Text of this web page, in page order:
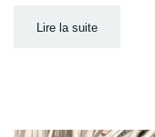
Lire la suite